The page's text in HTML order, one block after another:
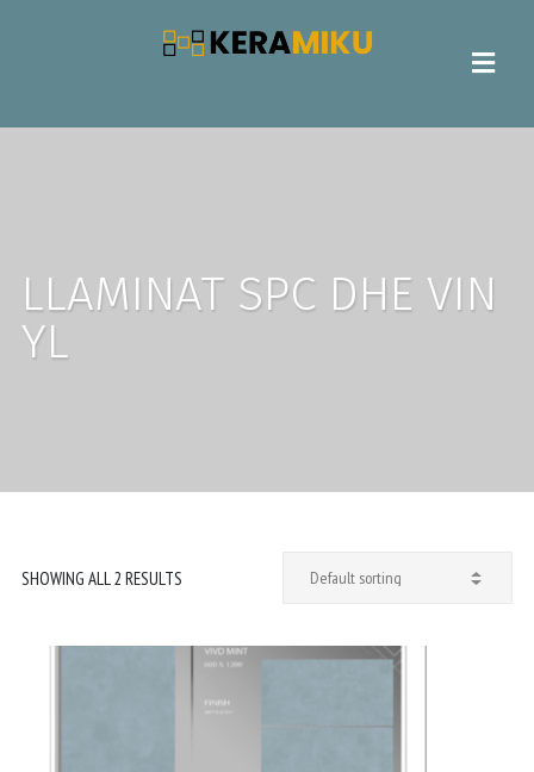
LLAMINAT SPC DHE VIN
YL
SHOWING ALL 2 RESULTS